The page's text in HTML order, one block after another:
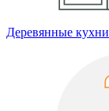
Деревянные кухни